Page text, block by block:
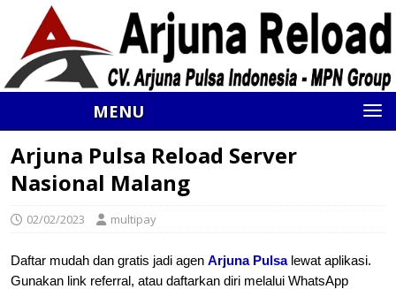
MENU
Arjuna Pulsa Reload Server
Nasional Malang
02/02/2023 multipay
Daftar mudah dan gratis jadi agen Arjuna Pulsalewat aplikasi.
Gunakan link referral, atau daftarkan diri melalui WhatsApp